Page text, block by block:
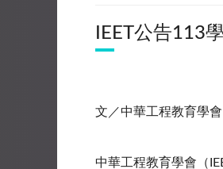
IEET公告113
文／中華工程教育學會
中華工程教育學會（